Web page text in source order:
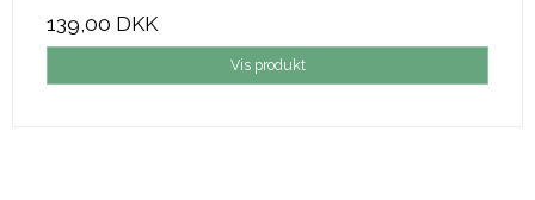
139,00 DKK
Vis produkt